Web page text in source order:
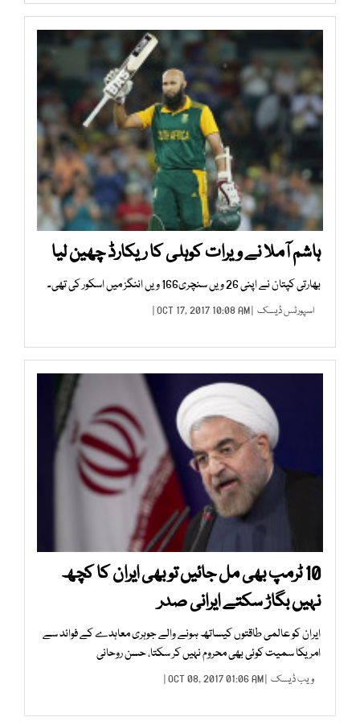
ہاشم آملا نے ویرات کوہلی کا ریکارڈ چھین لیا
بھارتی کپتان نے اپنی 26 ویں سنچری166 ویں اننگز میں اسکور کی تھی۔
اسپورٹس ڈیسک | OCT 17, 2017 10:08 AM |
10 ٹرمپ بھی مل جائیں تو بھی ایران کا کچھ
نہیں بگاڑ سکتے ایرانی صدر
ایران کو عالمی طاقتوں کیساتھ ہونے والے جوہری معاہدے کے فوائد سے
امریکا سمیت کوئی بھی محروم نہیں کر سکتا، حسن روحانی
ویب ڈیسک | OCT 08, 2017 01:06 AM |